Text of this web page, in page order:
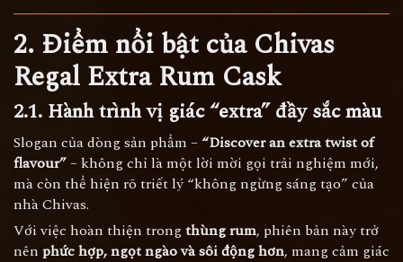
2. Điểm nổi bật của Chivas
Regal Extra Rum Cask
2.1. Hành trình vị giác “extra” đầy sắc màu
Slogan của dòng sản phẩm – “Discover an extra twist of
flavour”– không chỉ là một lời mời gọi trải nghiệm mới,
mà còn thể hiện rõ triết lý “không ngừng sáng tạo” của
nhà Chivas.
Với việc hoàn thiện trongthùng rum, phiên bản này trở
nên phức hợp, ngọt ngào và sôi động hơn, mang cảm giác